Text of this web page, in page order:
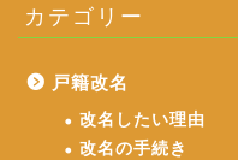
カテゴリー
戸籍改名
改名したい理由
改名の手続き